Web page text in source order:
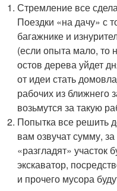
Стремление все
Поездки «на дачу» с
багажнике и
(если опыта мало, то
остов дерева уйдет
от идеи стать
рабочих из ближнего
возьмутся за такую
Попытка все решить
вам озвучат сумму,
«разгладят» участок
экскаватор,
и прочего мусора